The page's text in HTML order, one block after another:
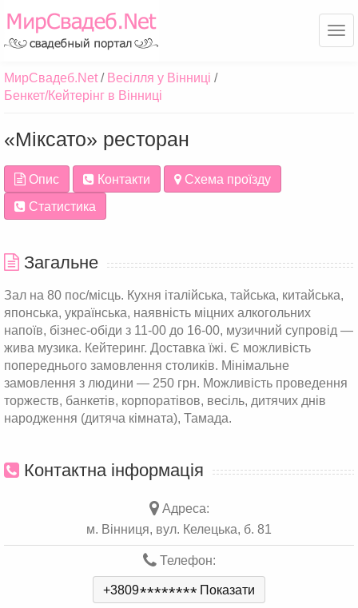
МирСвадеб.Net
Весілля у Вінниці
Бенкет/Кейтерінг в Вінниці
«Міксато» ресторан
Опис Контакти
Схема проїзду
Статистика
Загальне
Зал на 80 пос/місць. Кухня італійська, тайська, китайська,
японська, українська, наявність міцних алкогольних
напоїв, бізнес-обіди з 11-00 до 16-00, музичний супровід —
жива музика. Кейтеринг. Доставка їжі. Є можливість
попереднього замовлення столиків. Мінімальне
замовлення з людини — 250 грн. Можливість проведення
торжеств, банкетів, корпоратівов, весіль, дитячих днів
народження (дитяча кімната), Тамада.
Контактна інформація
Адреса:
м. Вінниця, вул. Келецька, б. 81
Телефон:
+3809******** Показати